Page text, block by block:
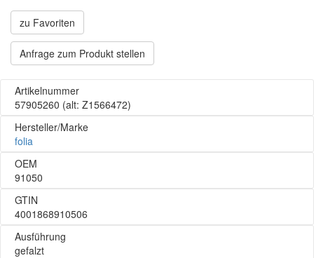
zu Favoriten
Anfrage zum Produkt stellen
Artikelnummer
57905260 (alt: Z1566472)
Hersteller/Marke
folia
OEM
91050
GTIN
4001868910506
Ausführung
gefalzt